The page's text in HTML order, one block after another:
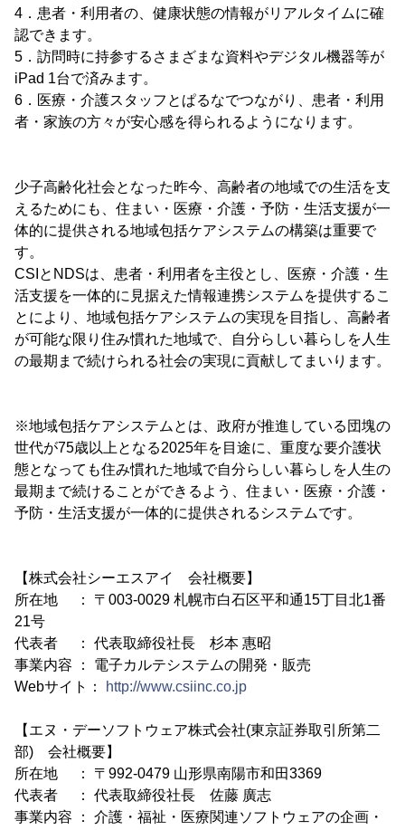
4．患者・利用者の、健康状態の情報がリアルタイムに確
認できます。
5．訪問時に持参するさまざまな資料やデジタル機器等が
iPad 1台で済みます。
6．医療・介護スタッフとぱるなでつながり、患者・利用
者・家族の方々が安心感を得られるようになります。
少子高齢化社会となった昨今、高齢者の地域での生活を支
えるためにも、住まい・医療・介護・予防・生活支援が一
体的に提供される地域包括ケアシステムの構築は重要で
す。
CSIとNDSは、患者・利用者を主役とし、医療・介護・生
活支援を一体的に見据えた情報連携システムを提供するこ
とにより、地域包括ケアシステムの実現を目指し、高齢者
が可能な限り住み慣れた地域で、自分らしい暮らしを人生
の最期まで続けられる社会の実現に貢献してまいります。
※地域包括ケアシステムとは、政府が推進している団塊の
世代が75歳以上となる2025年を目途に、重度な要介護状
態となっても住み慣れた地域で自分らしい暮らしを人生の
最期まで続けることができるよう、住まい・医療・介護・
予防・生活支援が一体的に提供されるシステムです。
【株式会社シーエスアイ 会社概要】
所在地 ： 〒003-0029 札幌市白石区平和通15丁目北1番
21号
代表者 ： 代表取締役社長 杉本 惠昭
事業内容 ： 電子カルテシステムの開発・販売
Webサイト：
http://www.csiinc.co.jp
【エヌ・デーソフトウェア株式会社(東京証券取引所第二
部) 会社概要】
所在地 ： 〒992-0479 山形県南陽市和田3369
代表者 ： 代表取締役社長 佐藤 廣志
事業内容 ： 介護・福祉・医療関連ソフトウェアの企画・